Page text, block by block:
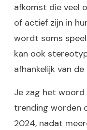
afkomst die veel
of actief zijn in
wordt soms
kan ook
afhankelijk van
Je zag het
trending worden
2024, nadat